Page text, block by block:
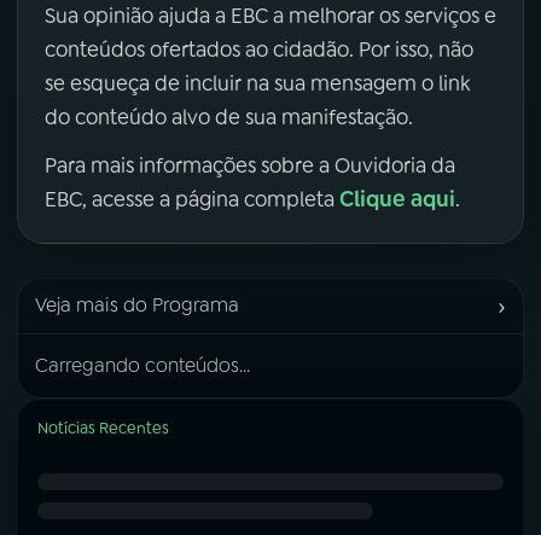
Sua opinião ajuda a EBC a melhorar os serviços e
conteúdos ofertados ao cidadão. Por isso, não
se esqueça de incluir na sua mensagem o link
do conteúdo alvo de sua manifestação.
Para mais informações sobre a Ouvidoria da
EBC, acesse a página completa Clique aqui.
Veja mais do Programa ›
Carregando conteúdos...
Notícias Recentes